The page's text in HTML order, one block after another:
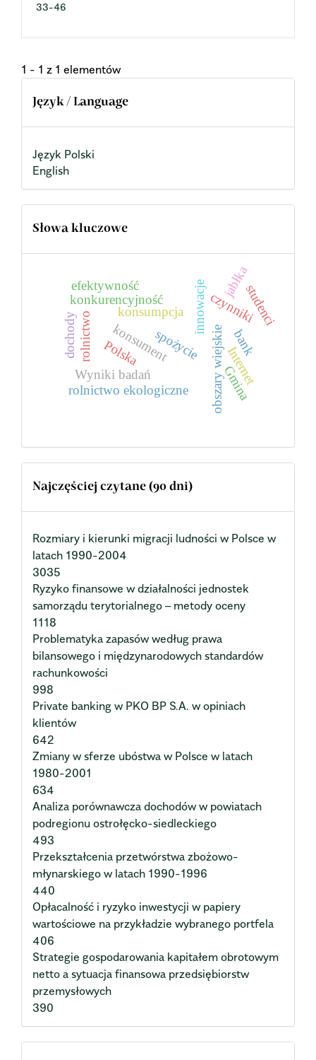
33-46
1 - 1 z 1 elementów
Język / Language
Język Polski
English
Słowa kluczowe
konsument
Wyniki badań
konkurencyjność innowacje
obszary wiejskie
spożycie
rolnictwo ekologiczne
rolnictwo Polska
konsumpcja
Gmina
czynniki
Internet
jabłka
dochody bank
efektywność studenci
Najczęściej czytane (90 dni)
Rozmiary i kierunki migracji ludności w Polsce w
latach 1990-2004
3035
Ryzyko finansowe w działalności jednostek
samorządu terytorialnego – metody oceny
1118
Problematyka zapasów według prawa
bilansowego i międzynarodowych standardów
rachunkowości
998
Private banking w PKO BP S.A. w opiniach
klientów
642
Zmiany w sferze ubóstwa w Polsce w latach
1980-2001
634
Analiza porównawcza dochodów w powiatach
podregionu ostrołęcko-siedleckiego
493
Przekształcenia przetwórstwa zbożowo-
młynarskiego w latach 1990-1996
440
Opłacalność i ryzyko inwestycji w papiery
wartościowe na przykładzie wybranego portfela
406
Strategie gospodarowania kapitałem obrotowym
netto a sytuacja finansowa przedsiębiorstw
przemysłowych
390